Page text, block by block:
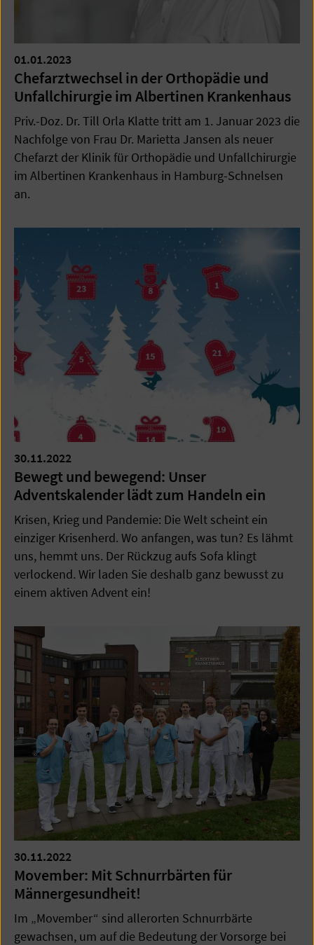
01.01.2023
Chefarztwechsel in der Orthopädie und
Unfallchirurgie im Albertinen Krankenhaus
Priv.-Doz. Dr. Till Orla Klatte tritt am 1. Januar 2023 die
Nachfolge von Frau Dr. Marietta Jansen als neuer
Chefarzt der Klinik für Orthopädie und Unfallchirurgie
im Albertinen Krankenhaus in Hamburg-Schnelsen
an.
30.11.2022
Bewegt und bewegend: Unser
Adventskalender lädt zum Handeln ein
Krisen, Krieg und Pandemie: Die Welt scheint ein
einziger Krisenherd. Wo anfangen, was tun? Es lähmt
uns, hemmt uns. Der Rückzug aufs Sofa klingt
verlockend. Wir laden Sie deshalb ganz bewusst zu
einem aktiven Advent ein!
30.11.2022
Movember: Mit Schnurrbärten für
Männergesundheit!
Im „Movember“ sind allerorten Schnurrbärte
gewachsen, um auf die Bedeutung der Vorsorge bei